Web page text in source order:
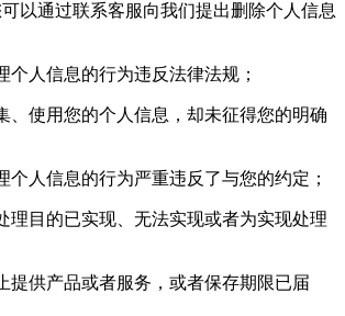
以通过联系客服向我们提出删除个人信息
个人信息的行为违反法律法规；
、使用您的个人信息，却未征得您的明确
个人信息的行为严重违反了与您的约定；
理目的已实现、无法实现或者为实现处理
提供产品或者服务，或者保存期限已届